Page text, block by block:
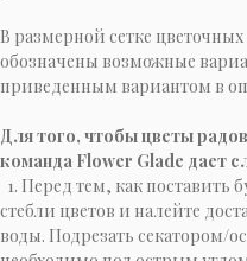
В размерной сетке
обозначены возможные
приведенным вариантом в
Для того, чтобы цветы
команда Flower Glade дает
1. Перед тем, как поставить
стебли цветов и налейте
воды. Подрезать секатором/